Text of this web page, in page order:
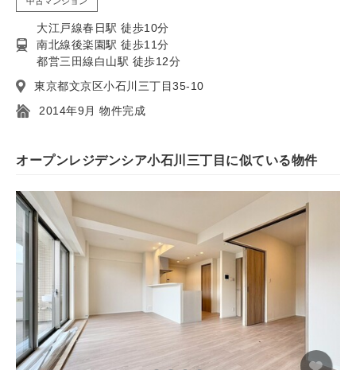
大江戸線春日駅 徒歩10分
南北線後楽園駅 徒歩11分
都営三田線白山駅 徒歩12分
東京都文京区小石川三丁目35-10
2014年9月 物件完成
オープンレジデンシア小石川三丁目に似ている物件